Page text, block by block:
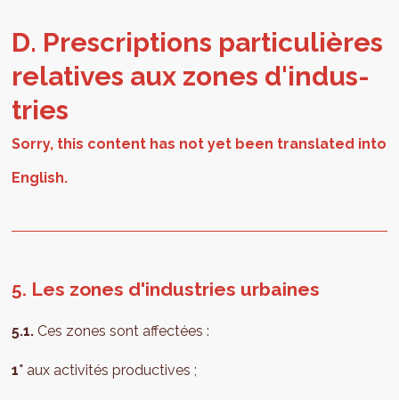
D. Pre­scrip­tions par­ti­c­ulières
rel­a­tives aux zones d'in­dus­
tries
5. Les zones d'industries urbaines
5.1.Ces zones sont affectées :
1° aux activités productives ;